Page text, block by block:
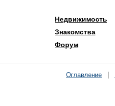
Недвижимость
Знакомства
Форум
Оглавление